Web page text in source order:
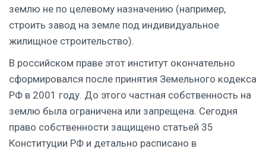
землю не по целевому назначению (например,
строить завод на земле под индивидуальное
жилищное строительство).
В российском праве этот институт окончательно
сформировался после принятия Земельного кодекса
РФ в 2001 году. До этого частная собственность на
землю была ограничена или запрещена. Сегодня
право собственности защищено статьей 35
Конституции РФ и детально расписано в